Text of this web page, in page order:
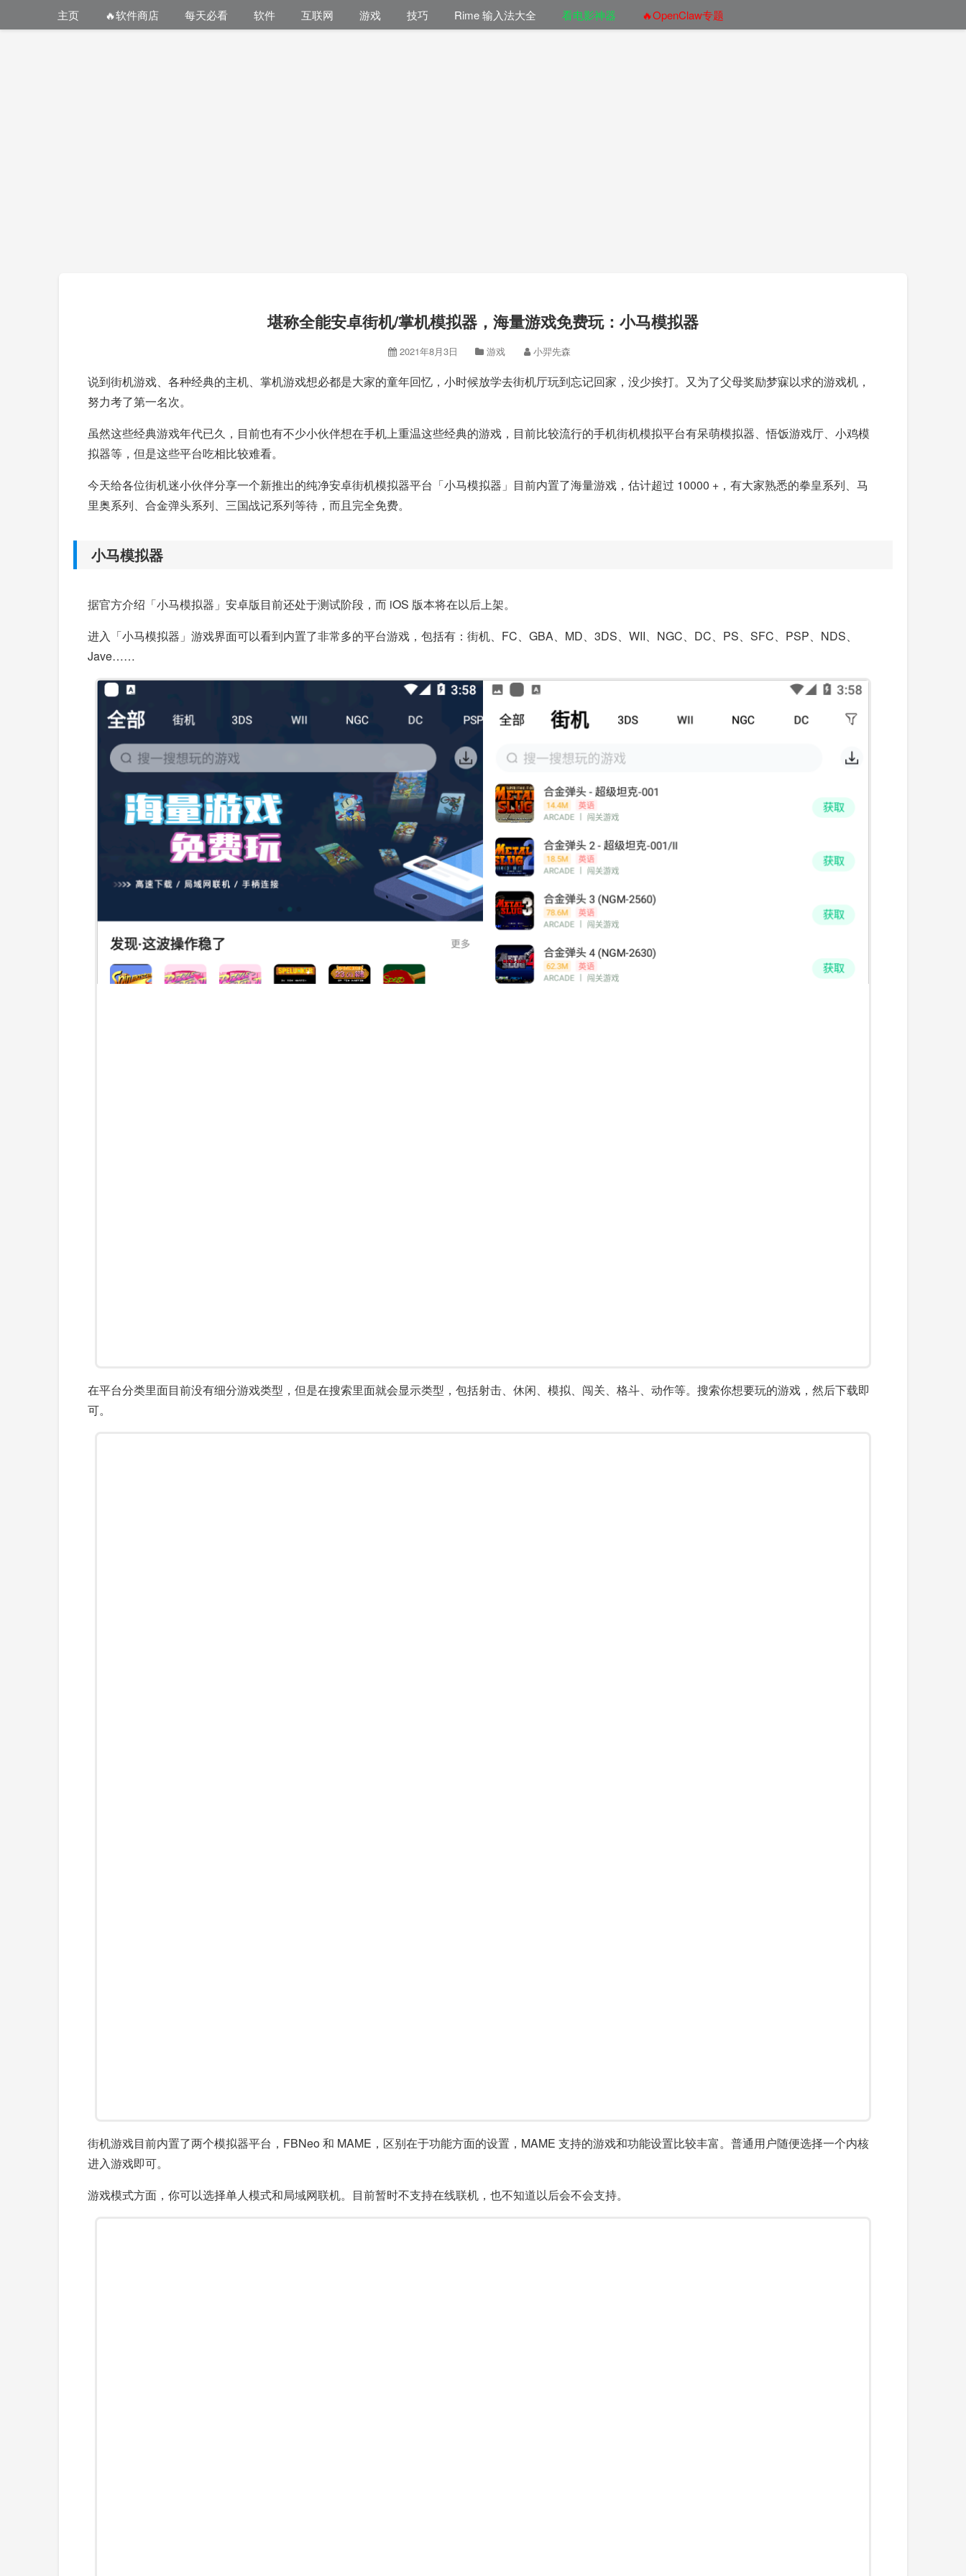
主页 🔥软件商店 每天必看 软件 互联网 游戏 技巧 Rime 输入法大全 看电影神器 🔥OpenClaw专题
堪称全能安卓街机/掌机模拟器，海量游戏免费玩：小马模拟器
2021年8月3日 游戏 小羿先森
说到街机游戏、各种经典的主机、掌机游戏想必都是大家的童年回忆，小时候放学去街机厅玩到忘记回家，没少挨打。又为了父母奖励梦寐以求的游戏机，
努力考了第一名次。
虽然这些经典游戏年代已久，目前也有不少小伙伴想在手机上重温这些经典的游戏，目前比较流行的手机街机模拟平台有呆萌模拟器、悟饭游戏厅、小鸡模
拟器等，但是这些平台吃相比较难看。
今天给各位街机迷小伙伴分享一个新推出的纯净安卓街机模拟器平台「小马模拟器」目前内置了海量游戏，估计超过 10000 +，有大家熟悉的拳皇系列、马
里奥系列、合金弹头系列、三国战记系列等待，而且完全免费。
小马模拟器
据官方介绍「小马模拟器」安卓版目前还处于测试阶段，而 iOS 版本将在以后上架。
进入「小马模拟器」游戏界面可以看到内置了非常多的平台游戏，包括有：街机、FC、GBA、MD、3DS、WII、NGC、DC、PS、SFC、PSP、NDS、
Jave……
在平台分类里面目前没有细分游戏类型，但是在搜索里面就会显示类型，包括射击、休闲、模拟、闯关、格斗、动作等。搜索你想要玩的游戏，然后下载即
可。
街机游戏目前内置了两个模拟器平台，FBNeo 和 MAME，区别在于功能方面的设置，MAME 支持的游戏和功能设置比较丰富。普通用户随便选择一个内核
进入游戏即可。
游戏模式方面，你可以选择单人模式和局域网联机。目前暂时不支持在线联机，也不知道以后会不会支持。